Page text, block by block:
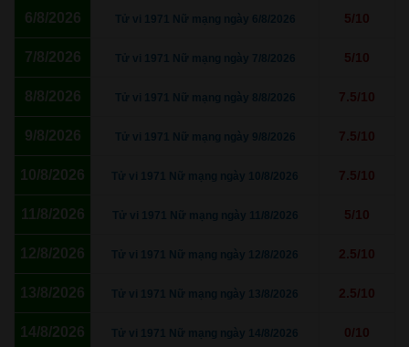
6/8/2026 Tử vi 1971 Nữ mạng ngày 6/8/2026 5/10
7/8/2026 Tử vi 1971 Nữ mạng ngày 7/8/2026 5/10
8/8/2026 Tử vi 1971 Nữ mạng ngày 8/8/2026 7.5/10
9/8/2026 Tử vi 1971 Nữ mạng ngày 9/8/2026 7.5/10
10/8/2026 Tử vi 1971 Nữ mạng ngày 10/8/2026 7.5/10
11/8/2026 Tử vi 1971 Nữ mạng ngày 11/8/2026 5/10
12/8/2026 Tử vi 1971 Nữ mạng ngày 12/8/2026 2.5/10
13/8/2026 Tử vi 1971 Nữ mạng ngày 13/8/2026 2.5/10
14/8/2026 Tử vi 1971 Nữ mạng ngày 14/8/2026 0/10